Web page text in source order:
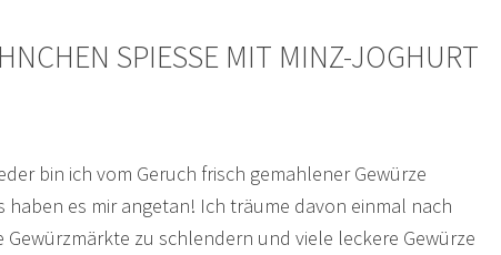
SPIESSE MIT MINZ-JOGHURT S
bin ich vom Geruch frisch gemahlener Gewürze
es mir angetan! Ich träume davon einmal nach
zu schlendern und viele leckere Gewürze